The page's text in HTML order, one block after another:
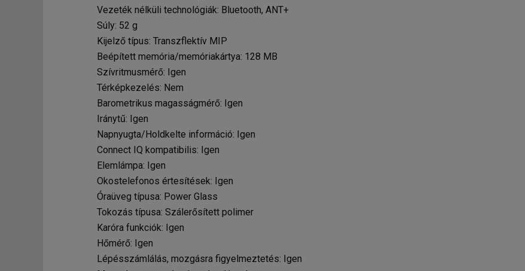
Vezeték nélküli technológiák: Bluetooth, ANT+
Súly: 52 g
Kijelző típus: Transzflektív MIP
Beépített memória/memóriakártya: 128 MB
Szívritmusmérő: Igen
Térképkezelés: Nem
Barometrikus magasságmérő: Igen
Iránytű: Igen
Napnyugta/Holdkelte információ: Igen
Connect IQ kompatibilis: Igen
Elemlámpa: Igen
Okostelefonos értesítések: Igen
Óraüveg típusa: Power Glass
Tokozás típusa: Szálerősített polimer
Karóra funkciók: Igen
Hőmérő: Igen
Lépésszámlálás, mozgásra figyelmeztetés: Igen